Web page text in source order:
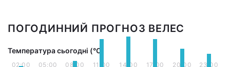
ПОГОДИННИЙ ПРОГНОЗ ВЕЛЕС
Температура сьогодні (°С)
02:00 05:00 08:00 11:00 14:00 17:00 20:00 23:00